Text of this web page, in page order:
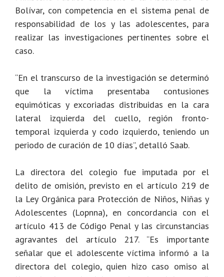
Bolívar, con competencia en el sistema penal de
responsabilidad de los y las adolescentes, para
realizar las investigaciones pertinentes sobre el
caso.
“En el transcurso de la investigación se determinó
que la víctima presentaba contusiones
equimóticas y excoriadas distribuidas en la cara
lateral izquierda del cuello, región fronto-
temporal izquierda y codo izquierdo, teniendo un
periodo de curación de 10 días”, detalló Saab.
La directora del colegio fue imputada por el
delito de omisión, previsto en el artículo 219 de
la Ley Orgánica para Protección de Niños, Niñas y
Adolescentes (Lopnna), en concordancia con el
artículo 413 de Código Penal y las circunstancias
agravantes del artículo 217. “Es importante
señalar que el adolescente víctima informó a la
directora del colegio, quien hizo caso omiso al